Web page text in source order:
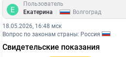
Пользователь
Екатерина
Волгоград
18.05.2026, 16:48 мск
Вопрос по законам страны: Россия
Свидетельские показания